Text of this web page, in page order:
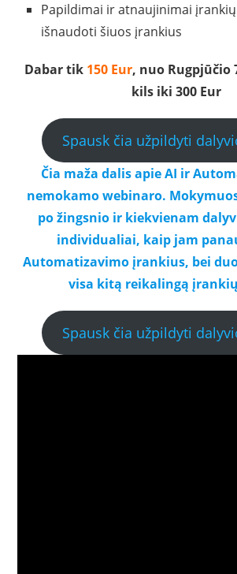
Papildimai ir atnaujinimai
išnaudoti šiuos įrankius
Dabar tik150 Eur, nuo Rugpjūčio
kils iki 300 Eur
Spausk čia užpildyti
Čia maža dalis apie AI ir
nemokamo webinaro.
po žingsnio ir kiekvienam
individualiai, kaip jam
Automatizavimo įrankius, bei
visa kitą reikalingą
Spausk čia užpildyti